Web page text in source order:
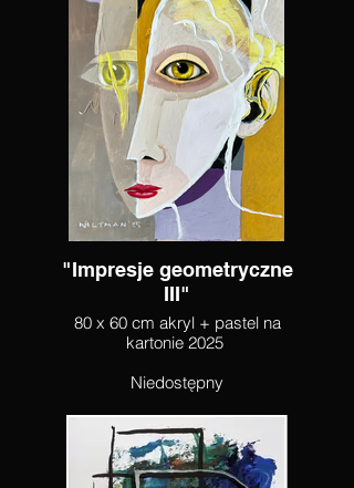
"Impresje geometryczne
III"
80 x 60 cm akryl + pastel na
kartonie 2025
Niedostępny